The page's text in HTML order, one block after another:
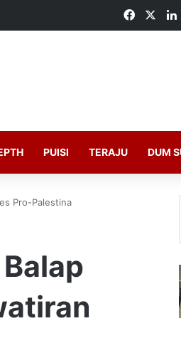
Facebook
PUISI TERAJU DUM
Pro-Palestina